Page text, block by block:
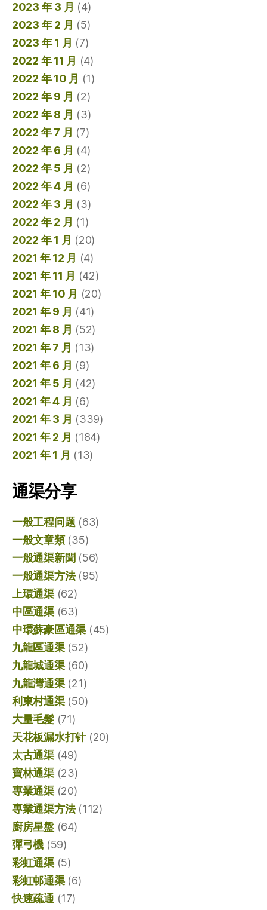
2023 年 3 月 (4)
2023 年 2 月 (5)
2023 年 1 月 (7)
2022 年 11 月 (4)
2022 年 10 月 (1)
2022 年 9 月 (2)
2022 年 8 月 (3)
2022 年 7 月 (7)
2022 年 6 月 (4)
2022 年 5 月 (2)
2022 年 4 月 (6)
2022 年 3 月 (3)
2022 年 2 月 (1)
2022 年 1 月 (20)
2021 年 12 月 (4)
2021 年 11 月 (42)
2021 年 10 月 (20)
2021 年 9 月 (41)
2021 年 8 月 (52)
2021 年 7 月 (13)
2021 年 6 月 (9)
2021 年 5 月 (42)
2021 年 4 月 (6)
2021 年 3 月 (339)
2021 年 2 月 (184)
2021 年 1 月 (13)
通渠分享
一般工程问题(63)
一般文章類(35)
一般通渠新聞 (56)
一般通渠方法(95)
上環通渠(62)
中區通渠(63)
中環蘇豪區通渠 (45)
九龍區通渠(52)
九龍城通渠(60)
九龍灣通渠(21)
利東村通渠(50)
大量毛髮(71)
天花板漏水打针(20)
太古通渠(49)
寶林通渠(23)
專業通渠(20)
專業通渠方法(112)
廚房星盤(64)
彈弓機 (59)
彩虹通渠(5)
彩虹邨通渠(6)
快速疏通 (17)